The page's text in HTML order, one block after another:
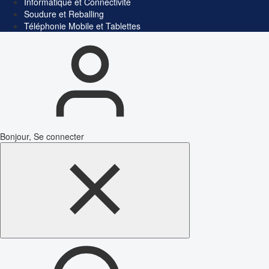
Soudure et Reballing
Téléphonie Mobile et Tablettes
Bonjour, Se connecter